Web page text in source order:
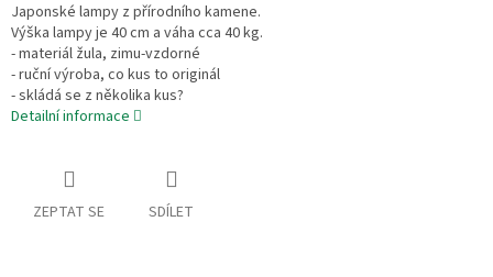
Japonské lampy z přírodního kamene.
Výška lampy je 40 cm a váha cca 40 kg.
- materiál žula, zimu-vzdorné
- ruční výroba, co kus to originál
- skládá se z několika kus?
Detailní informace
ZEPTAT SE SDÍLET